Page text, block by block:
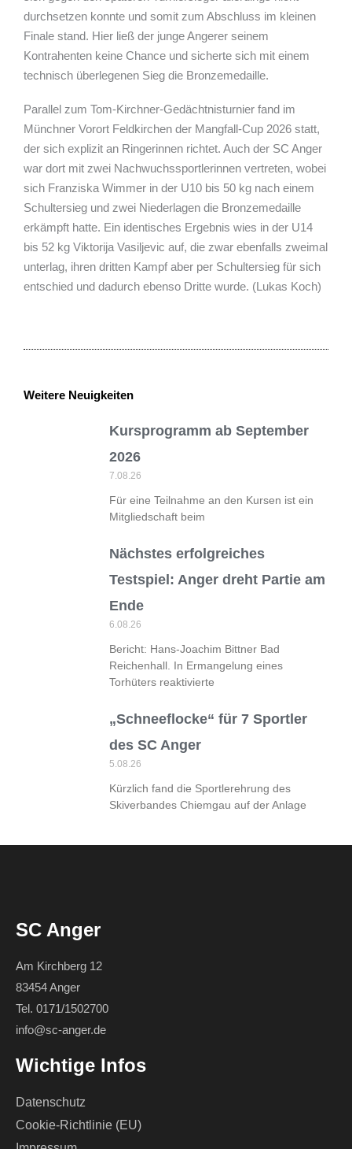
durchsetzen konnte und somit zum Abschluss im kleinen
Finale stand. Hier ließ der junge Angerer seinem
Kontrahenten keine Chance und sicherte sich mit einem
technisch überlegenen Sieg die Bronzemedaille.
Parallel zum Tom-Kirchner-Gedächtnisturnier fand im
Münchner Vorort Feldkirchen der Mangfall-Cup 2026 statt,
der sich explizit an Ringerinnen richtet. Auch der SC Anger
war dort mit zwei Nachwuchssportlerinnen vertreten, wobei
sich Franziska Wimmer in der U10 bis 50 kg nach einem
Schultersieg und zwei Niederlagen die Bronzemedaille
erkämpft hatte. Ein identisches Ergebnis wies in der U14
bis 52 kg Viktorija Vasiljevic auf, die zwar ebenfalls zweimal
unterlag, ihren dritten Kampf aber per Schultersieg für sich
entschied und dadurch ebenso Dritte wurde. (Lukas Koch)
Weitere Neuigkeiten
Kursprogramm ab September
2026
7.08.26
Für eine Teilnahme an den Kursen ist ein
Mitgliedschaft beim
Nächstes erfolgreiches
Testspiel: Anger dreht Partie am
Ende
6.08.26
Bericht: Hans-Joachim Bittner Bad
Reichenhall. In Ermangelung eines
Torhüters reaktivierte
„Schneeflocke“ für 7 Sportler
des SC Anger
5.08.26
Kürzlich fand die Sportlerehrung des
Skiverbandes Chiemgau auf der Anlage
SC Anger
Am Kirchberg 12
83454 Anger
Tel. 0171/1502700
info@sc-anger.de
Wichtige Infos
Datenschutz
Cookie-Richtlinie (EU)